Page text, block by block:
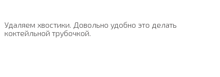
Удаляем хвостики. Довольно удобно это делать
коктейльной трубочкой.